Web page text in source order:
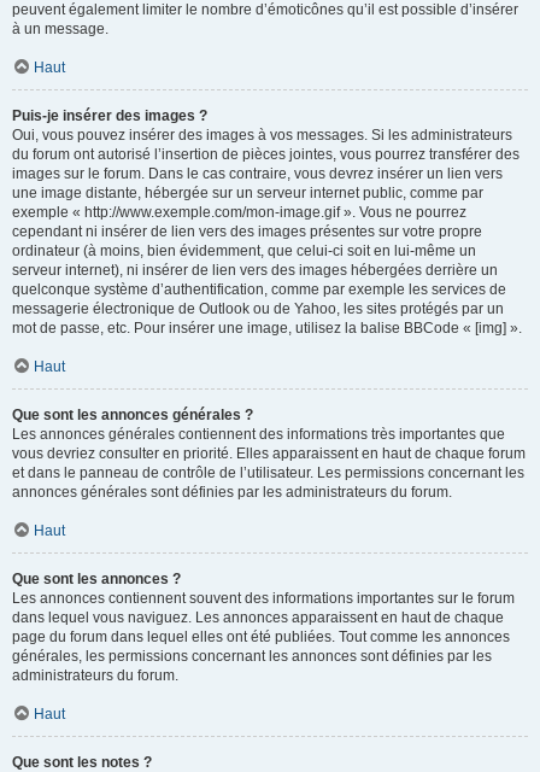
peuvent également limiter le nombre d’émoticônes qu’il est possible d’insérer
à un message.
Haut
Puis-je insérer des images ?
Oui, vous pouvez insérer des images à vos messages. Si les administrateurs
du forum ont autorisé l’insertion de pièces jointes, vous pourrez transférer des
images sur le forum. Dans le cas contraire, vous devrez insérer un lien vers
une image distante, hébergée sur un serveur internet public, comme par
exemple « http://www.exemple.com/mon-image.gif ». Vous ne pourrez
cependant ni insérer de lien vers des images présentes sur votre propre
ordinateur (à moins, bien évidemment, que celui-ci soit en lui-même un
serveur internet), ni insérer de lien vers des images hébergées derrière un
quelconque système d’authentification, comme par exemple les services de
messagerie électronique de Outlook ou de Yahoo, les sites protégés par un
mot de passe, etc. Pour insérer une image, utilisez la balise BBCode « [img] ».
Haut
Que sont les annonces générales ?
Les annonces générales contiennent des informations très importantes que
vous devriez consulter en priorité. Elles apparaissent en haut de chaque forum
et dans le panneau de contrôle de l’utilisateur. Les permissions concernant les
annonces générales sont définies par les administrateurs du forum.
Haut
Que sont les annonces ?
Les annonces contiennent souvent des informations importantes sur le forum
dans lequel vous naviguez. Les annonces apparaissent en haut de chaque
page du forum dans lequel elles ont été publiées. Tout comme les annonces
générales, les permissions concernant les annonces sont définies par les
administrateurs du forum.
Haut
Que sont les notes ?